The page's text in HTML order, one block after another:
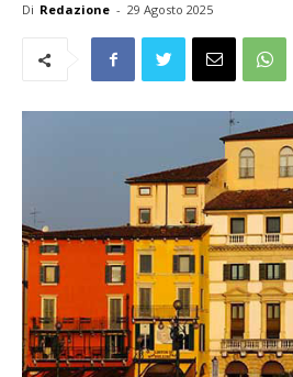
Di Redazione - 29 Agosto 2025